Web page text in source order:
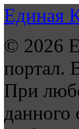
Единая
© 2026
портал.
При
данного